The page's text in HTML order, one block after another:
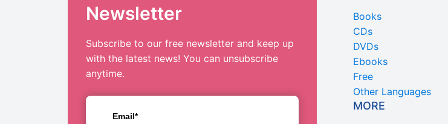
Newsletter
Subscribe to our free newsletter and keep up
with the latest news! You can unsubscribe
anytime.
Email*
Books
CDs
DVDs
Ebooks
Free
Other Languages
MORE